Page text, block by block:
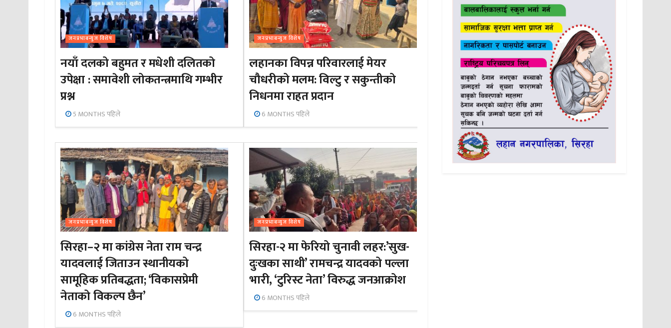
जनप्रभाबन्युज विशेष
नयाँ दलको बहुमत र मधेशी दलितको
उपेक्षा : समावेशी लोकतन्त्रमाथि गम्भीर
प्रश्न
5 MONTHS पहिले
जनप्रभाबन्युज विशेष
लहानका विपन्न परिवारलाई मेयर
चौधरीको मलम: विल्टु र सकुन्तीको
निधनमा राहत प्रदान
6 MONTHS पहिले
जनप्रभाबन्युज विशेष
सिरहा–२ मा कांग्रेस नेता राम चन्द्र
यादवलाई जिताउन स्थानीयको
सामूहिक प्रतिबद्धता; ‘विकासप्रेमी
नेताको विकल्प छैन’
6 MONTHS पहिले
जनप्रभाबन्युज विशेष
सिरहा-२ मा फेरियो चुनावी लहर:’सुख-
दुःखका साथी’ रामचन्द्र यादवको पल्ला
भारी, ‘टुरिस्ट नेता’ विरुद्ध जनआक्रोश
6 MONTHS पहिले